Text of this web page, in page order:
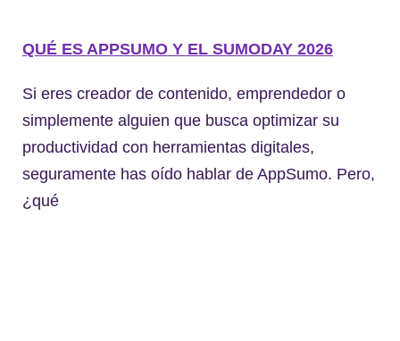
QUÉ ES APPSUMO Y EL SUMODAY 2026
Si eres creador de contenido, emprendedor o
simplemente alguien que busca optimizar su
productividad con herramientas digitales,
seguramente has oído hablar de AppSumo. Pero,
¿qué